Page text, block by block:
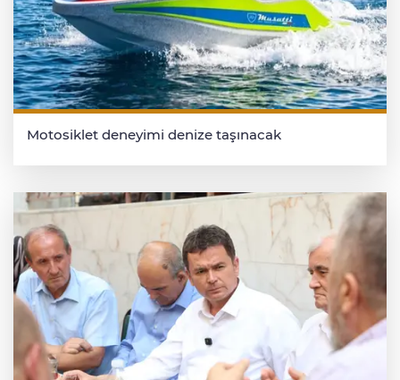
Motosiklet deneyimi denize taşınacak